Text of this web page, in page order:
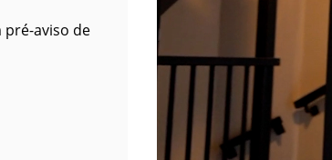
aviso de